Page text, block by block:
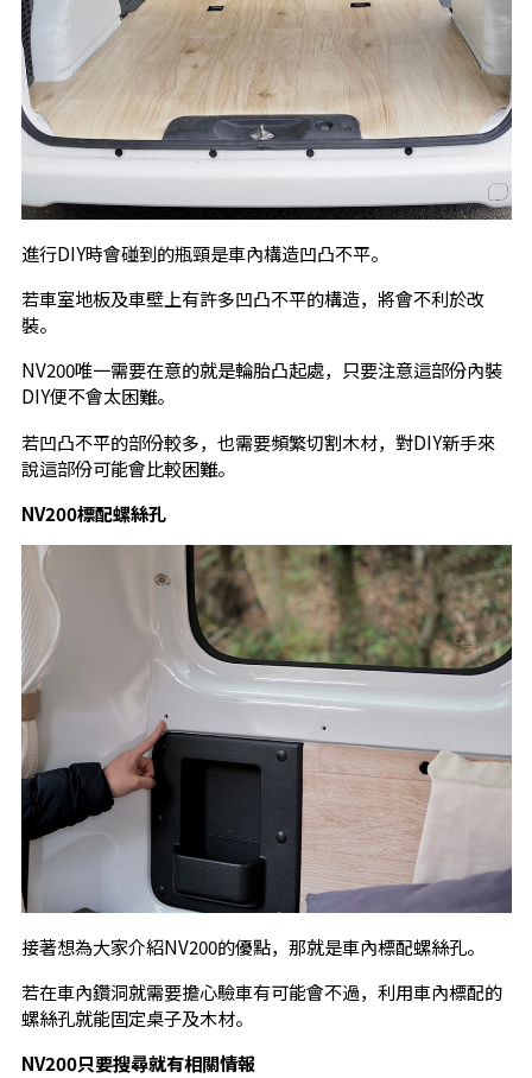
進行DIY時會碰到的瓶頸是車內構造凹凸不平。
若車室地板及車壁上有許多凹凸不平的構造，將會不利於改
裝。
NV200唯一需要在意的就是輪胎凸起處，只要注意這部份內裝
DIY便不會太困難。
若凹凸不平的部份較多，也需要頻繁切割木材，對DIY新手來
說這部份可能會比較困難。
NV200標配螺絲孔
接著想為大家介紹NV200的優點，那就是車內標配螺絲孔。
若在車內鑽洞就需要擔心驗車有可能會不過，利用車內標配的
螺絲孔就能固定桌子及木材。
NV200只要搜尋就有相關情報